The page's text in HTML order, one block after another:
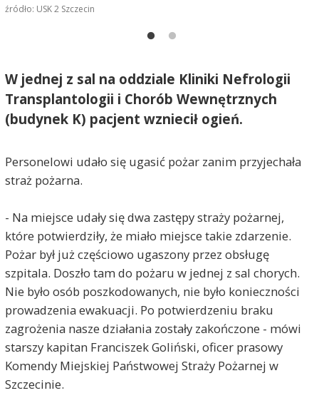
źródło: USK 2 Szczecin
W jednej z sal na oddziale Kliniki Nefrologii
Transplantologii i Chorób Wewnętrznych
(budynek K) pacjent wzniecił ogień.
Personelowi udało się ugasić pożar zanim przyjechała
straż pożarna.
- Na miejsce udały się dwa zastępy straży pożarnej,
które potwierdziły, że miało miejsce takie zdarzenie.
Pożar był już częściowo ugaszony przez obsługę
szpitala. Doszło tam do pożaru w jednej z sal chorych.
Nie było osób poszkodowanych, nie było konieczności
prowadzenia ewakuacji. Po potwierdzeniu braku
zagrożenia nasze działania zostały zakończone - mówi
starszy kapitan Franciszek Goliński, oficer prasowy
Komendy Miejskiej Państwowej Straży Pożarnej w
Szczecinie.